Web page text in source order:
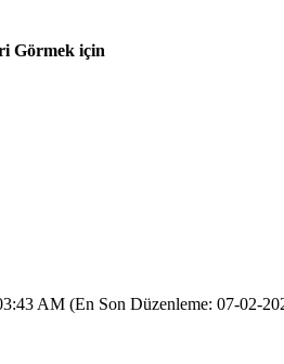
Görmek için
AM (En Son Düzenleme: 07-02-